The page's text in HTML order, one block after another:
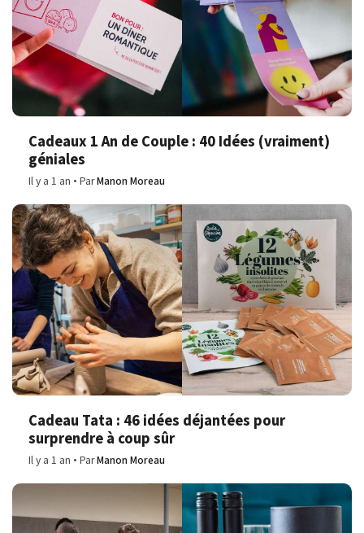
Cadeaux 1 An de Couple : 40 Idées (vraiment)
géniales
Il y a 1 an ParManon Moreau
Cadeau Tata : 46 idées déjantées pour
surprendre à coup sûr
Il y a 1 an ParManon Moreau